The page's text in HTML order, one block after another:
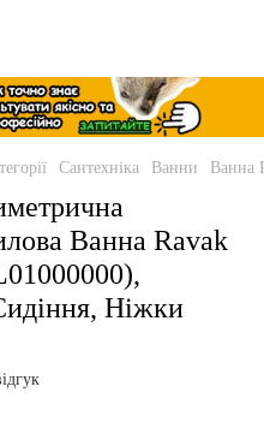
Сантехніка Ванни Ванна
Ванна Ravak
Ніжки